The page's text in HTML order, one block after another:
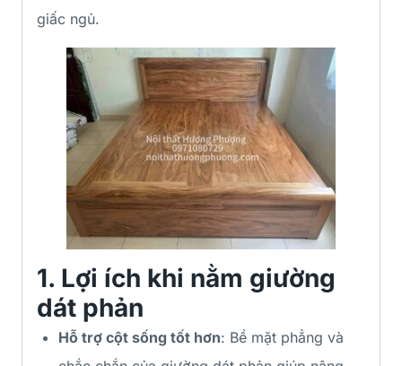
giấc ngủ.
1. Lợi ích khi nằm giường
dát phản
Hỗ trợ cột sống tốt hơn: Bề mặt phẳng và